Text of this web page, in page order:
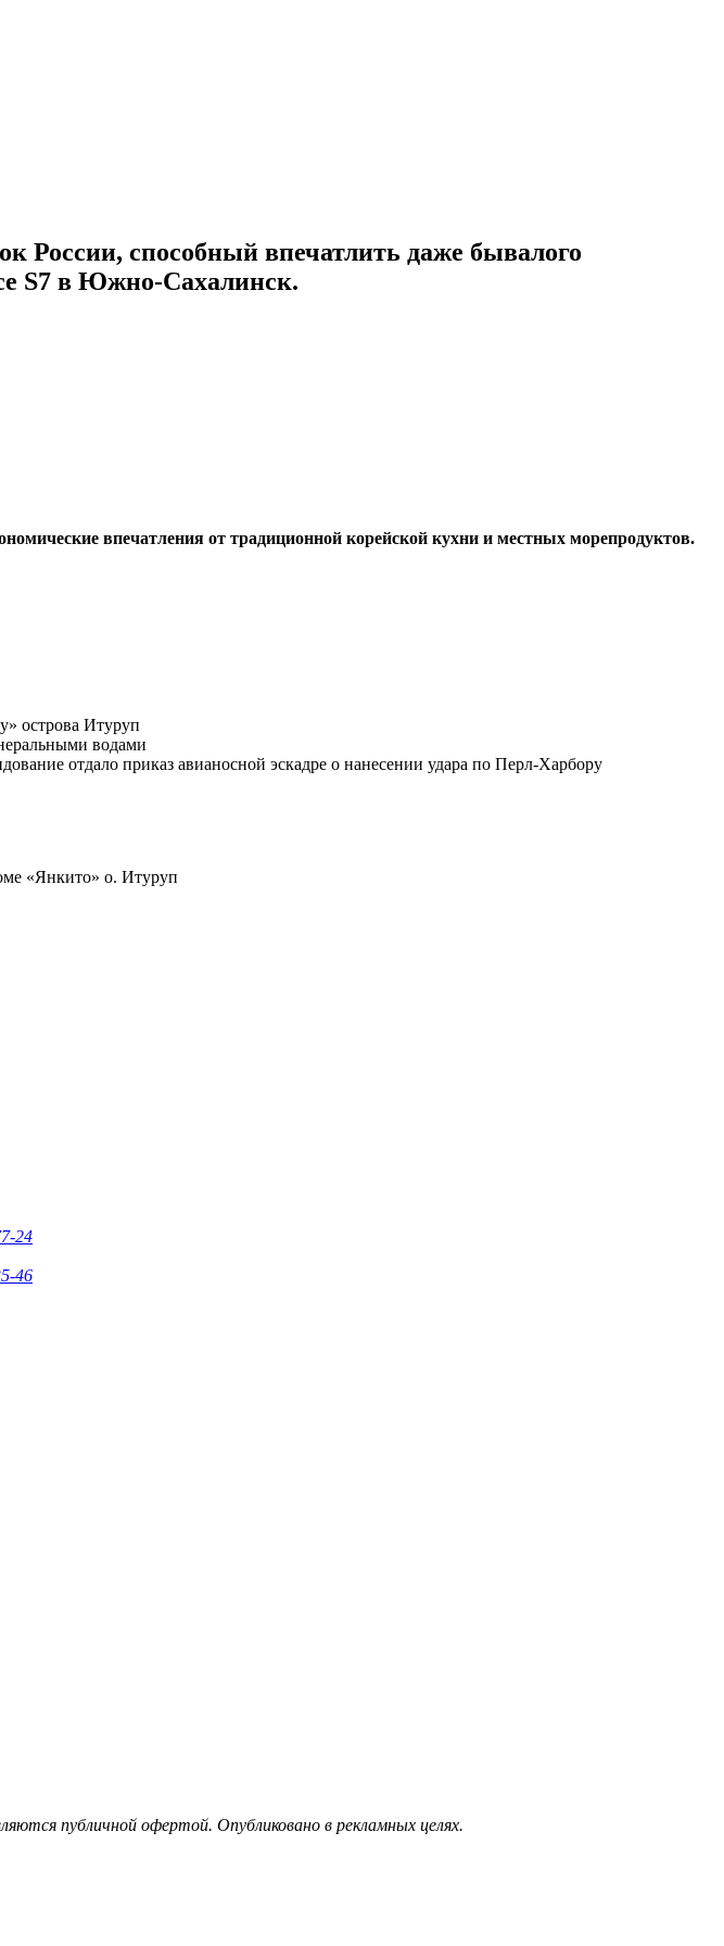
России, способный впечатлить даже бывалого
S7 в Южно-Сахалинск.
впечатления от традиционной корейской кухни и местных морепродуктов.
острова Итуруп
водами
отдало приказ авианосной эскадре о нанесении удара по Перл-Харбору
«Янкито» о. Итуруп
24
46
публичной офертой. Опубликовано в рекламных целях.